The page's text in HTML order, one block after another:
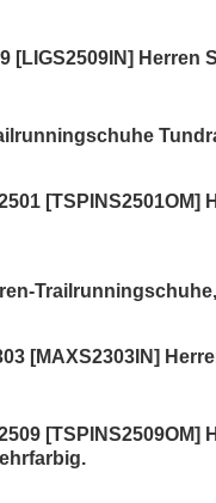
[LIGS2509IN]
[MAXS2303IN]
[TSPINS2509OM]